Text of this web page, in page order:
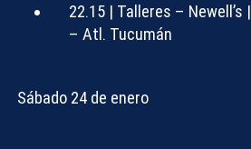
22.15 | Talleres – Newell’s
– Atl. Tucumán
Sábado 24 de enero